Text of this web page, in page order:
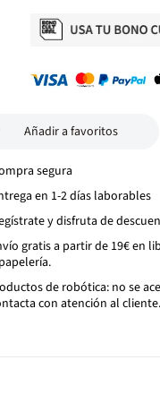
Añadir a favoritos
segura
en 1-2 días laborables
y disfruta de
gratis a partir de 19€ en
de robótica: no se
con atención al cliente.